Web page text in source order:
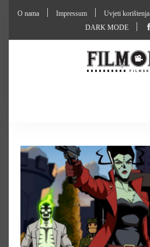
O nama Impressum Uvjeti korištenja
DARK MODE